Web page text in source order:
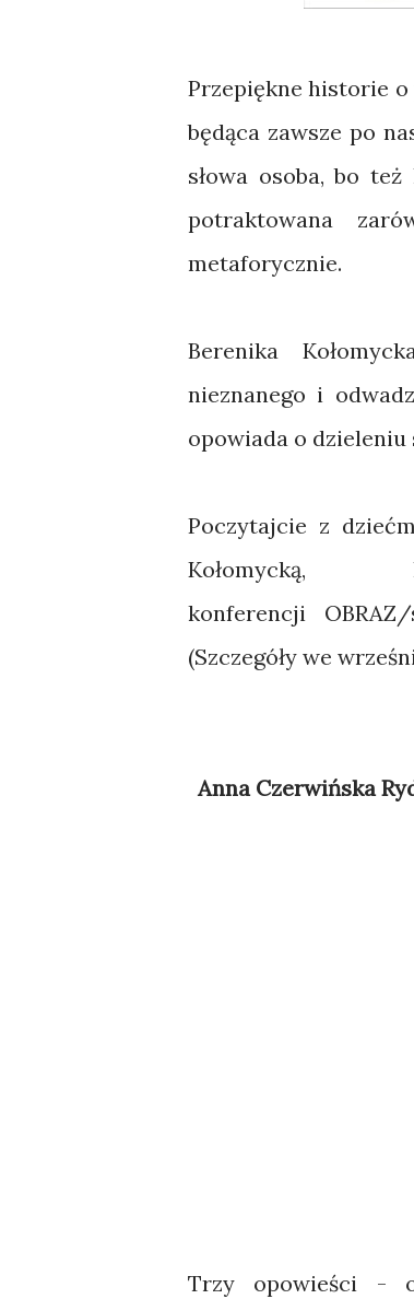
Przepiękne historie
będąca zawsze po
słowa osoba, bo
potraktowana
metaforycznie.
Berenika
nieznanego i
opowiada o
Poczytajcie z
konferencji
(Szczegóły we
Anna Czerwińska
Trzy opowieści -